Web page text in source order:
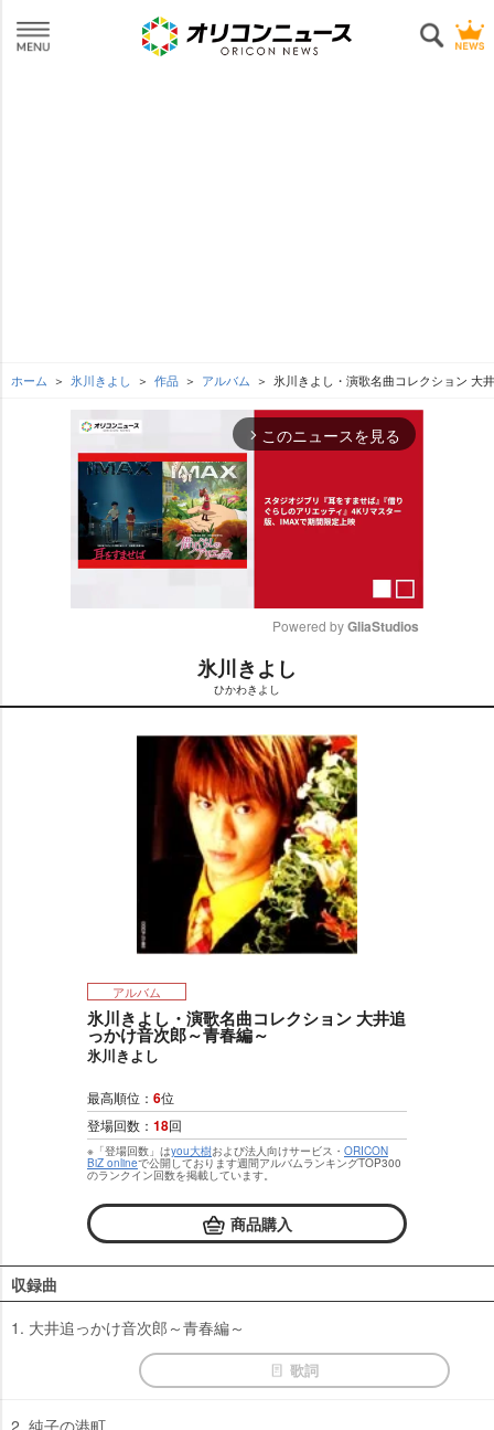
ホーム 氷川きよし 作品 アルバム 氷川きよし・演歌名曲コレクション 大
arrow_forward_ios このニュースを見る
t
e
Powered by GliaStudios
氷川きよし
ひかわきよし
アルバム
氷川きよし・演歌名曲コレクション 大井追
っかけ音次郎～青春編～
氷川きよし
最高順位： 6位
登場回数： 18回
※「登場回数」はyou大樹および法人向けサービス・ ORICON
BiZ onlineで公開しております週間アルバムランキングTOP300
のランクイン回数を掲載しています。
商品購入
収録曲
1. 大井追っかけ音次郎～青春編～
歌詞